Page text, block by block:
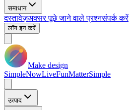
समाधान
दस्तावेज़अक्सर पूछे जाने वाले प्रश्नसंपर्क करें
लॉग इन करें
Make design
SimpleNowLiveFunMatterSimple
उत्पाद